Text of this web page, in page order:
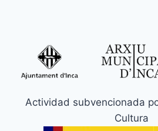
Actividad subvencionada
Cultura